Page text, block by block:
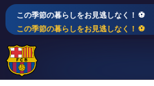
この季節の暮らしをお見逃しなく！ ⚽️
この季節の暮らしをお見逃しなく！ ⚽️